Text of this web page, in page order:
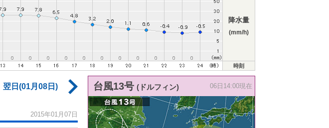
降水量
(mm/h)
時刻
翌日(01月08日)
2015年01月07日
台風13号 (ドルフィン) 06日14:00現在